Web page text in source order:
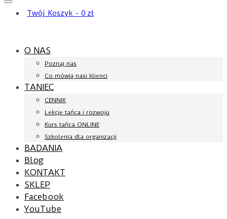
Twój Koszyk - 0 zł
O NAS
Poznaj nas
Co mówią nasi klienci
TANIEC
CENNIK
Lekcje tańca i rozwoju
Kurs tańca ONLINE
Szkolenia dla organizacji
BADANIA
Blog
KONTAKT
SKLEP
Facebook
YouTube